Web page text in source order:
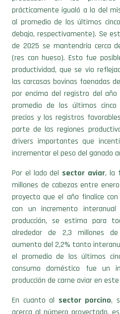
al promedio de los últimos
debajo, respectivamente). Se
de 2025 se mantendría cerca
(res con hueso). Esto fue
productividad, que se vio
las carcasas bovinas faenadas
por encima del registro del
promedio de los últimos
precios y los registros
parte de las regiones
drivers importantes que
incrementar el peso del ganado
Por el lado delsector aviar, la
millones de cabezas entre
proyecta que el año finalice
con un incremento
producción, se estima para
alrededor de 2,3 millones
aumento del 2,2% tanto
el promedio de los últimos
consumo doméstico fue un
producción de carne aviar en
En cuanto alsector porcino,
acerca al número proyectado,
decimoquinto año consecutivo